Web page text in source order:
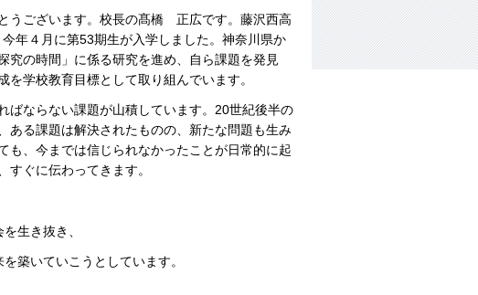
うございます。校長の髙橋 正広です。藤沢西高
年４月に第53期生が入学しました。神奈川県か
究の時間」に係る研究を進め、自ら課題を発見
学校教育目標として取り組んでいます。
ならない課題が山積しています。20世紀後半の
ある課題は解決されたものの、新たな問題も生み
も、今までは信じられなかったことが日常的に起
すぐに伝わってきます。
生き抜き、
築いていこうとしています。